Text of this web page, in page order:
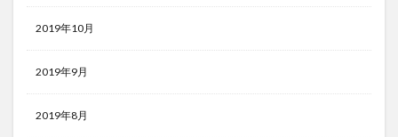
2019年10月
2019年9月
2019年8月